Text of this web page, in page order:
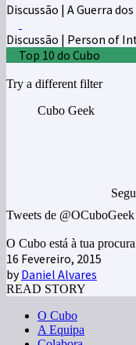
Discussão | A Guerra
Discussão | Person of
Top 10 do Cubo
Try a different filter
Cubo Geek
Tweets de @OCuboGeek
O Cubo está à tua
16 Fevereiro, 2015
byDaniel Alvares
READ STORY
O Cubo
A Equipa